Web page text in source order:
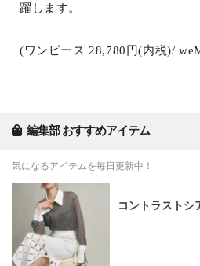
躍します。
(ワンピース 28,780円(内税)/
編集部 おすすめアイテム
気になるアイテムを毎日更新中！
コントラストシ